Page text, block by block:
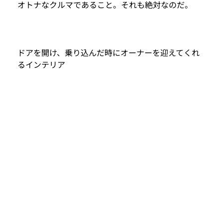
オトナなクルマであること。それも絶対なのだ。
ドアを開け、乗り込んだ時にオーナーを迎えてくれ
るインテリア